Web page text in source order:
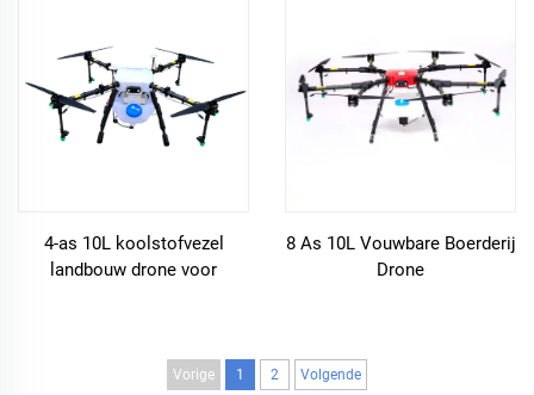
4-as 10L koolstofvezel
landbouw drone voor
8 As 10L Vouwbare Boerderij
Drone
Vorige 1 2 Volgende